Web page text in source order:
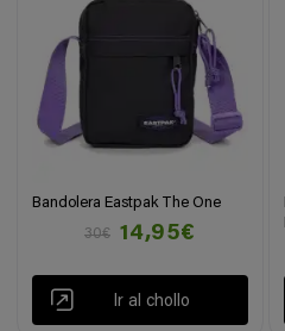
Bandolera Eastpak The One
30€
14,95€
Ir al chollo